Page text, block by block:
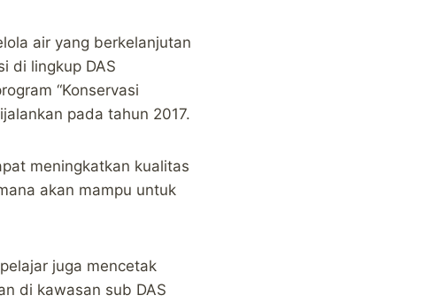
air yang berkelanjutan
di lingkup DAS
“Konservasi
pada tahun 2017.
meningkatkan kualitas
akan mampu untuk
juga mencetak
di kawasan sub DAS